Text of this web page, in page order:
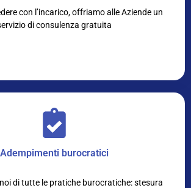
con l’incarico, offriamo alle Aziende un
di consulenza gratuita
Adempimenti burocratici
di tutte le pratiche burocratiche: stesura